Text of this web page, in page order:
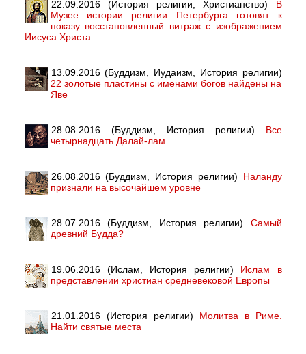
22.09.2016 (История религии, Христианство) В
Музее истории религии Петербурга готовят к
показу восстановленный витраж с изображением
Иисуса Христа
13.09.2016 (Буддизм, Иудаизм, История религии)
22 золотые пластины с именами богов найдены на
Яве
28.08.2016 (Буддизм, История религии) Все
четырнадцать Далай-лам
26.08.2016 (Буддизм, История религии) Наланду
признали на высочайшем уровне
28.07.2016 (Буддизм, История религии) Самый
древний Будда?
19.06.2016 (Ислам, История религии) Ислам в
представлении христиан средневековой Европы
21.01.2016 (История религии) Молитва в Риме.
Найти святые места